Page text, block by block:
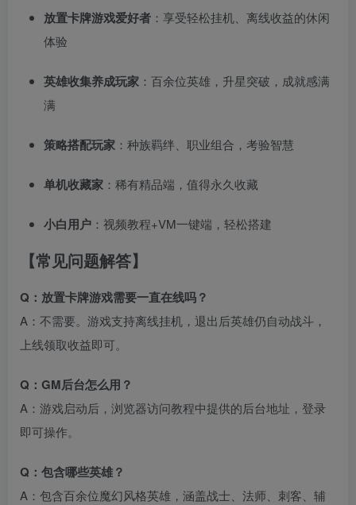
放置卡牌游戏爱好者 ：享受轻松挂机、离线收益的休闲
体验
英雄收集养成玩家 ：百余位英雄，升星突破，成就感满
满
策略搭配玩家 ：种族羁绊、职业组合，考验智慧
单机收藏家 ：稀有精品端，值得永久收藏
小白用户 ：视频教程+VM一键端，轻松搭建
【常见问题解答】
Q：放置卡牌游戏需要一直在线吗？
A：不需要。游戏支持离线挂机，退出后英雄仍自动战斗，
上线领取收益即可。
Q：GM后台怎么用？
A：游戏启动后，浏览器访问教程中提供的后台地址，登录
即可操作。
Q：包含哪些英雄？
A：包含百余位魔幻风格英雄，涵盖战士、法师、刺客、辅